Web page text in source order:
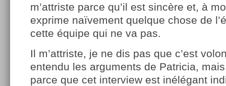
m’attriste parce qu’il est sincère et, à
exprime naïvement quelque chose de
cette équipe qui ne va pas.
Il m’attriste, je ne dis pas que c’est
entendu les arguments de Patricia,
parce que cet interview est inélégant